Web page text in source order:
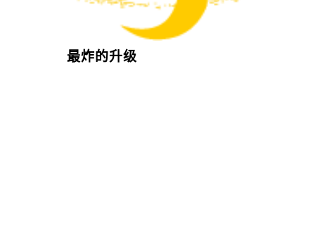
最炸的升级